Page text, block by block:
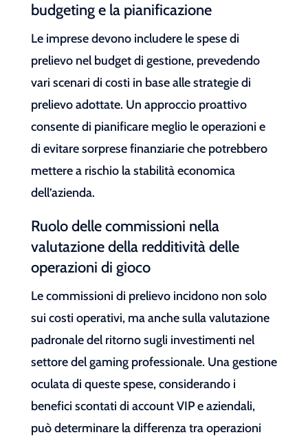
budgeting e la pianificazione
Le imprese devono includere le spese di
prelievo nel budget di gestione, prevedendo
vari scenari di costi in base alle strategie di
prelievo adottate. Un approccio proattivo
consente di pianificare meglio le operazioni e
di evitare sorprese finanziarie che potrebbero
mettere a rischio la stabilità economica
dell’azienda.
Ruolo delle commissioni nella
valutazione della redditività delle
operazioni di gioco
Le commissioni di prelievo incidono non solo
sui costi operativi, ma anche sulla valutazione
padronale del ritorno sugli investimenti nel
settore del gaming professionale. Una gestione
oculata di queste spese, considerando i
benefici scontati di account VIP e aziendali,
può determinare la differenza tra operazioni